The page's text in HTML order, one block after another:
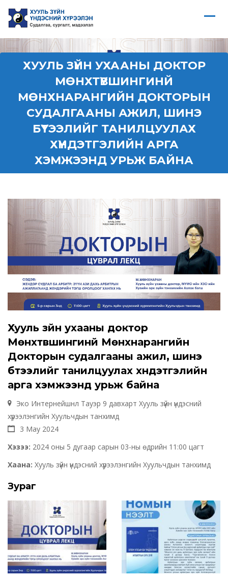
ХУУЛЬ ЗҮЙН УХААНЫ ДОКТОР
МӨНХТҮВШИНГИНЙ
МӨНХНАРАНГИЙН ДОКТОРЫН
СУДАЛГААНЫ АЖИЛ, ШИНЭ
БҮТЭЭЛИЙГ ТАНИЛЦУУЛАХ
ХҮНДЭТГЭЛИЙН АРГА
ХЭМЖЭЭНД УРЬЖ БАЙНА
Хууль зүйн ухааны доктор
Мөнхтүвшингинй Мөнхнарангийн
Докторын судалгааны ажил, шинэ
бүтээлийг танилцуулах хүндэтгэлийн
арга хэмжээнд урьж байна
Эко Интернейшнл Тауэр 9 давхарт Хууль зүйн үндэсний
хүрээлэнгийн Хуульчдын танхимд
3 May 2024
Хэзээ: 2024 оны 5 дугаар сарын 03-ны өдрийн 11:00 цагт
Хаана: Хууль зүйн үндэсний хүрээлэнгийн Хуульчдын танхимд
Зураг